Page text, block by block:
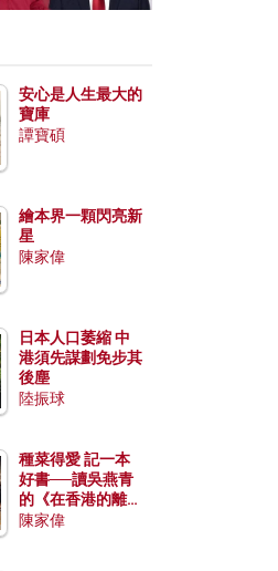
安心是人生最大的
寶庫
譚寶碩
繪本界一顆閃亮新
星
陳家偉
日本人口萎縮 中
港須先謀劃免步其
後塵
陸振球
種菜得愛 記一本
好書──讀吳燕青
的《在香港的離島
種菜》
陳家偉